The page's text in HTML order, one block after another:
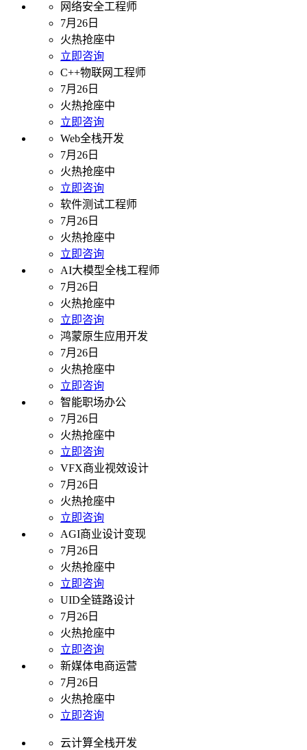
网络安全工程师
7月26日
火热抢座中
立即咨询
C++物联网工程师
7月26日
火热抢座中
立即咨询
Web全栈开发
7月26日
火热抢座中
立即咨询
软件测试工程师
7月26日
火热抢座中
立即咨询
AI大模型全栈工程师
7月26日
火热抢座中
立即咨询
鸿蒙原生应用开发
7月26日
火热抢座中
立即咨询
智能职场办公
7月26日
火热抢座中
立即咨询
VFX商业视效设计
7月26日
火热抢座中
立即咨询
AGI商业设计变现
7月26日
火热抢座中
立即咨询
UID全链路设计
7月26日
火热抢座中
立即咨询
新媒体电商运营
7月26日
火热抢座中
立即咨询
云计算全栈开发